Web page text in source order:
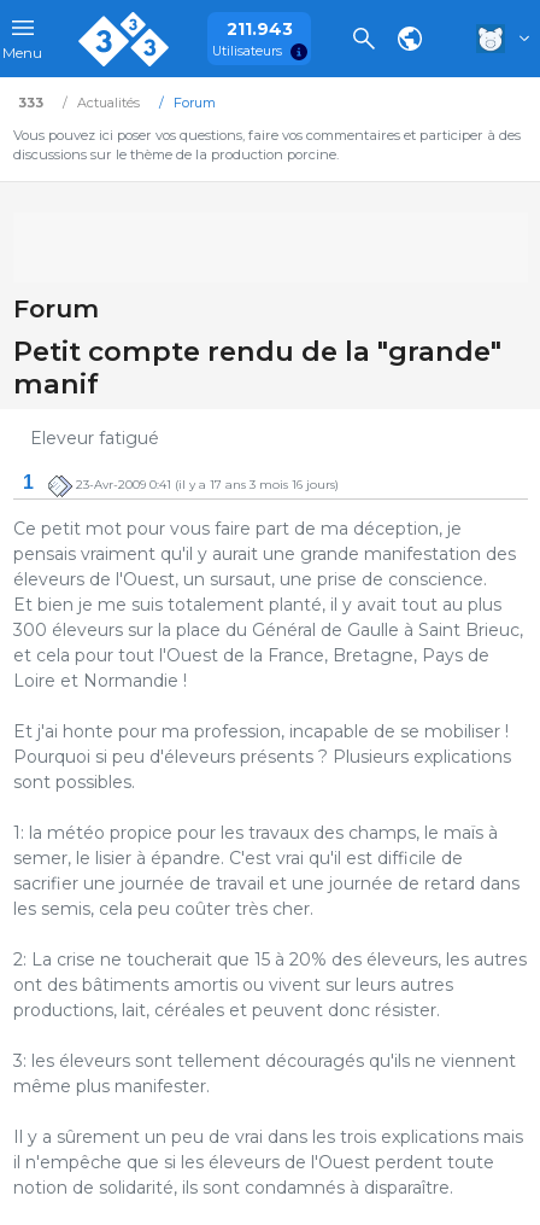
Menu
211.943
Utilisateurs
333 Actualités
Forum
Vous pouvez ici poser vos questions, faire vos commentaires et participer à des
discussions sur le thème de la production porcine.
Forum
Petit compte rendu de la "grande"
manif
Eleveur fatigué
1 23-Avr-2009 0:41 (il y a 17 ans 3 mois 16 jours)
Ce petit mot pour vous faire part de ma déception, je
pensais vraiment qu'il y aurait une grande manifestation des
éleveurs de l'Ouest, un sursaut, une prise de conscience.
Et bien je me suis totalement planté, il y avait tout au plus
300 éleveurs sur la place du Général de Gaulle à Saint Brieuc,
et cela pour tout l'Ouest de la France, Bretagne, Pays de
Loire et Normandie !
Et j'ai honte pour ma profession, incapable de se mobiliser !
Pourquoi si peu d'éleveurs présents ? Plusieurs explications
sont possibles.
1: la météo propice pour les travaux des champs, le maïs à
semer, le lisier à épandre. C'est vrai qu'il est difficile de
sacrifier une journée de travail et une journée de retard dans
les semis, cela peu coûter très cher.
2: La crise ne toucherait que 15 à 20% des éleveurs, les autres
ont des bâtiments amortis ou vivent sur leurs autres
productions, lait, céréales et peuvent donc résister.
3: les éleveurs sont tellement découragés qu'ils ne viennent
même plus manifester.
Il y a sûrement un peu de vrai dans les trois explications mais
il n'empêche que si les éleveurs de l'Ouest perdent toute
notion de solidarité, ils sont condamnés à disparaître.